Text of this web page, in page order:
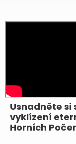
Usnadněte si
vyklízení
Horních